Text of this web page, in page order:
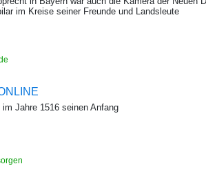
im Kreise seiner Freunde und Landsleute
Jahre 1516 seinen Anfang